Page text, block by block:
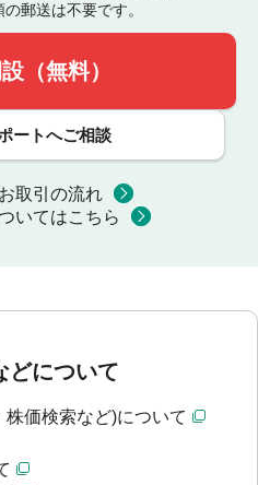
郵送は不要です。
（無料）
ートへご相談
取引の流れ
いてはこちら
どについて
価検索など)について